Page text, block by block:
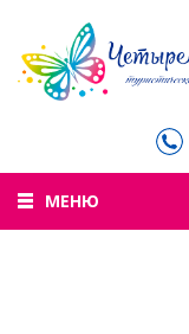
МЕНЮ